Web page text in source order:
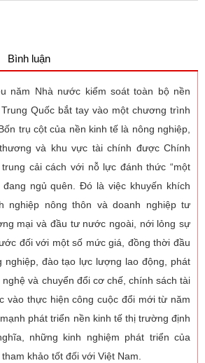
Bình luận
năm Nhà nước kiểm soát toàn bộ nền
Quốc bắt tay vào một chương trình
trụ cột của nền kinh tế là nông nghiệp,
và khu vực tài chính được Chính
cải cách với nỗ lực đánh thức “một
ngủ quên. Đó là việc khuyến khích
nghiệp nông thôn và doanh nghiệp tư
mại và đầu tư nước ngoài, nới lỏng sự
đối với một số mức giá, đồng thời đầu
nghiệp, đào tạo lực lượng lao động, phát
và chuyển đổi cơ chế, chính sách tài
vào thực hiện công cuộc đổi mới từ năm
phát triển nền kinh tế thị trường định
những kinh nghiệm phát triển của
khảo tốt đối với Việt Nam.